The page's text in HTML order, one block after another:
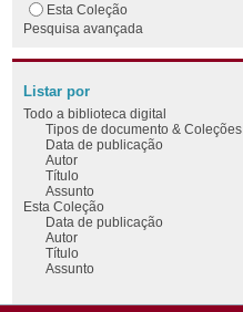
Esta Coleção
Pesquisa avançada
Listar por
Todo a biblioteca digital
Tipos de documento & Coleções
Data de publicação
Autor
Título
Assunto
Esta Coleção
Data de publicação
Autor
Título
Assunto